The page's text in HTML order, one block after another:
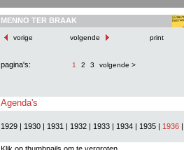
MENNO TER BRAAK
vorige volgende print
pagina's: 1 2 3 volgende >
Agenda's
1929 | 1930 | 1931 | 1932 | 1933 | 1934 | 1935 | 1936